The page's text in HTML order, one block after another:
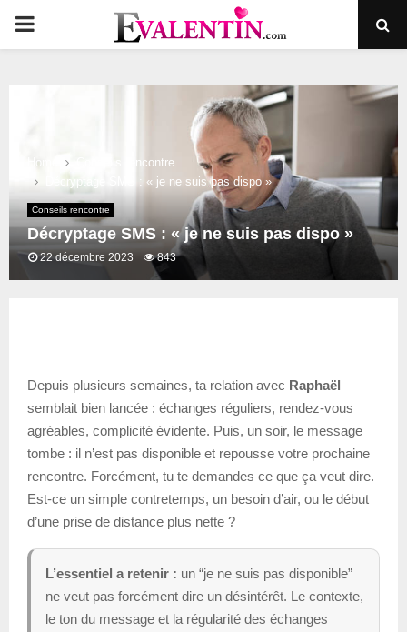
PRIMARY
Home
Conseils rencontre
Décryptage SMS : « je ne suis pas dispo »
Conseils rencontre
Décryptage SMS : « je ne suis pas dispo »
22 décembre 2023 843
Depuis plusieurs semaines, ta relation avec Raphaël
semblait bien lancée : échanges réguliers, rendez-vous
agréables, complicité évidente. Puis, un soir, le message
tombe : il n’est pas disponible et repousse votre prochaine
rencontre. Forcément, tu te demandes ce que ça veut dire.
Est-ce un simple contretemps, un besoin d’air, ou le début
d’une prise de distance plus nette ?
L’essentiel a retenir : un “je ne suis pas disponible”
ne veut pas forcément dire un désintérêt. Le contexte,
le ton du message et la régularité des échanges